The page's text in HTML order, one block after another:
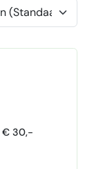
€ 30,-